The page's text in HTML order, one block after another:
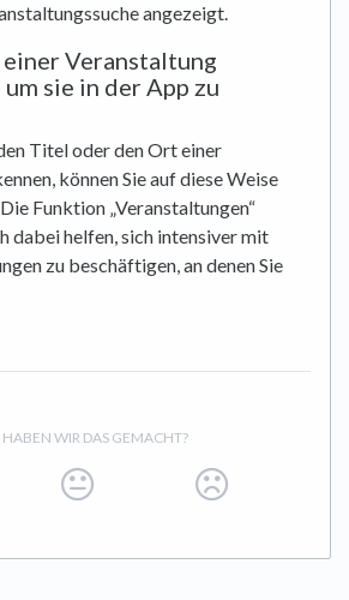
angezeigt.
einer Veranstaltung
sie in der App zu
Titel oder den Ort einer
können Sie auf diese Weise
Funktion „Veranstaltungen“
dabei helfen, sich intensiver mit
zu beschäftigen, an denen Sie
WIR DAS GEMACHT?